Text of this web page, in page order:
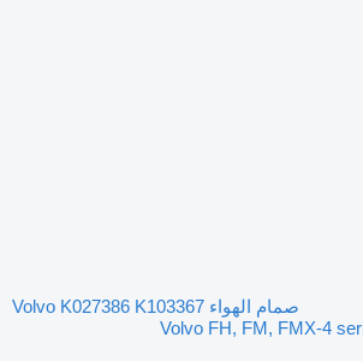
صمام الهواء Volvo K027386 K103367